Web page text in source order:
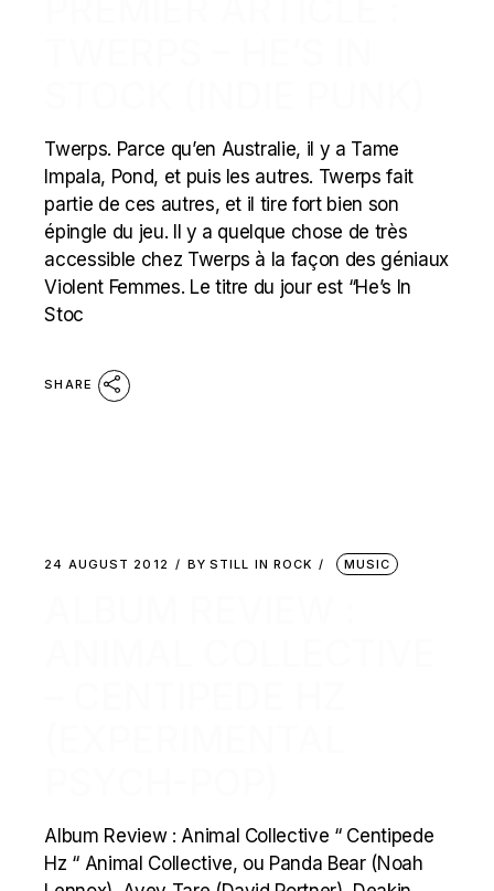
Twerps. Parce qu’en Australie, il y a Tame
Impala, Pond, et puis les autres. Twerps fait
partie de ces autres, et il tire fort bien son
épingle du jeu. Il y a quelque chose de très
accessible chez Twerps à la façon des géniaux
Violent Femmes. Le titre du jour est “He’s In
Stoc
SHARE
24 AUGUST 2012 BY STILL IN ROCK MUSIC
Album Review : Animal Collective “ Centipede
Hz “ Animal Collective, ou Panda Bear (Noah